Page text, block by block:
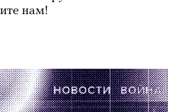
нам!